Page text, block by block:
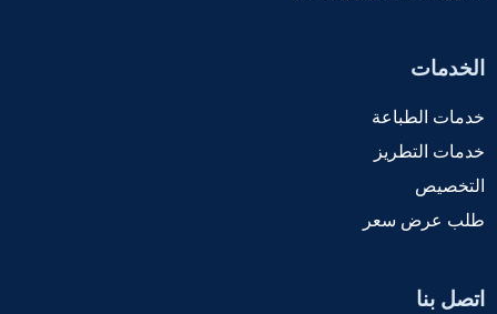
الخدمات
خدمات الطباعة
خدمات التطريز
التخصيص
طلب عرض سعر
اتصل بنا